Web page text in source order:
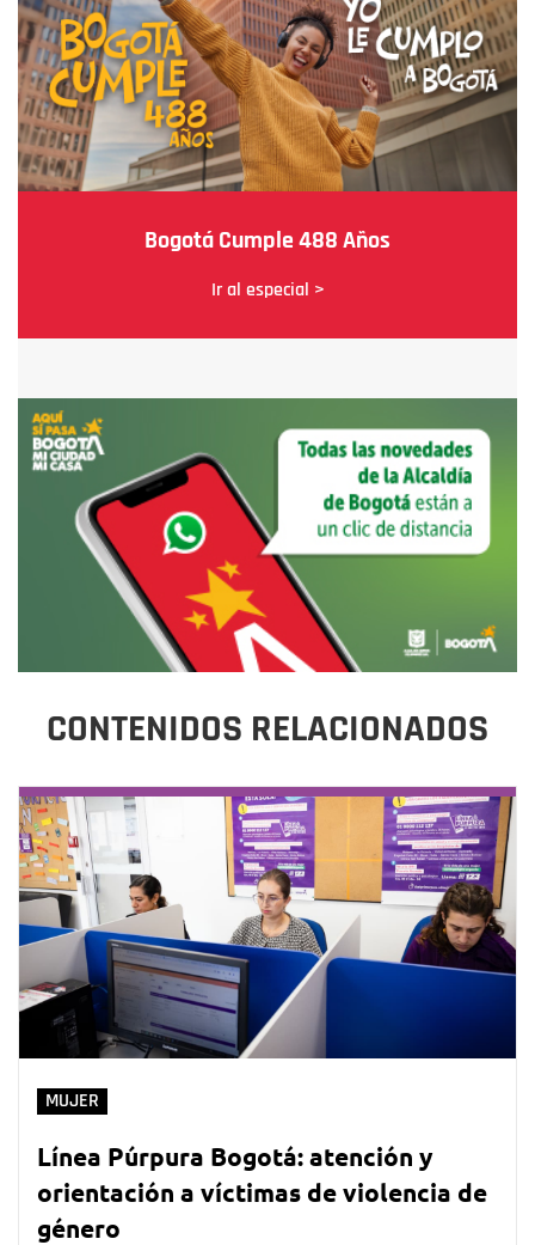
Bogotá Cumple 488 Años
Ir al especial >
CONTENIDOS RELACIONADOS
MUJER
Línea Púrpura Bogotá: atención y
orientación a víctimas de violencia de
género